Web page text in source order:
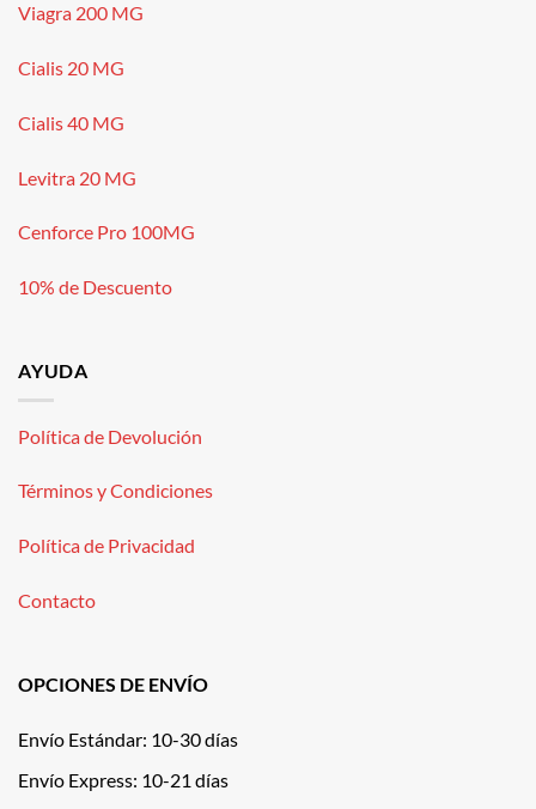
Viagra 200 MG
Cialis 20 MG
Cialis 40 MG
Levitra 20 MG
Cenforce Pro 100MG
10% de Descuento
AYUDA
Política de Devolución
Términos y Condiciones
Política de Privacidad
Contacto
OPCIONES DE ENVÍO
Envío Estándar: 10-30 días
Envío Express: 10-21 días